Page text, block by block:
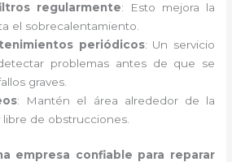
regularmente: Esto mejora la
el sobrecalentamiento.
periódicos: Un servicio
problemas antes de que se
graves.
: Mantén el área alrededor de la
libre de obstrucciones.
empresa confiable para reparar